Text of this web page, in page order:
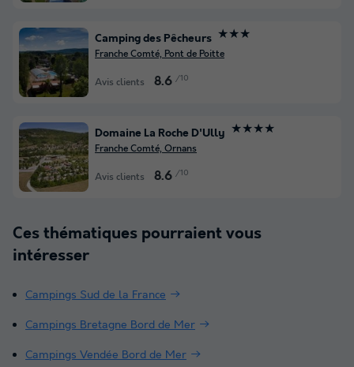
Camping des Pêcheurs ★★★
Franche Comté, Pont de Poitte
Avis clients 8.6 /10
Domaine La Roche D'Ully ★★★★
Franche Comté, Ornans
Avis clients 8.6 /10
Ces thématiques pourraient vous
intéresser
Campings Sud de la France
Campings Bretagne Bord de Mer
Campings Vendée Bord de Mer